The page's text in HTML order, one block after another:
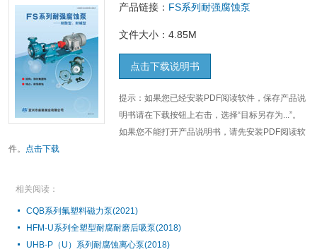
产品链接： FS系列耐强腐蚀泵
文件大小：4.85M
点击下载说明书
提示：如果您已经安装PDF阅读软件，保存产品说
明书请在下载按钮上右击，选择“目标另存为...”。
如果您不能打开产品说明书，请先安装PDF阅读软
件。 点击下载
相关阅读：
CQB系列氟塑料磁力泵(2021)
HFM-U系列全塑型耐腐耐磨后吸泵(2018)
UHB-P（U）系列耐腐蚀离心泵(2018)